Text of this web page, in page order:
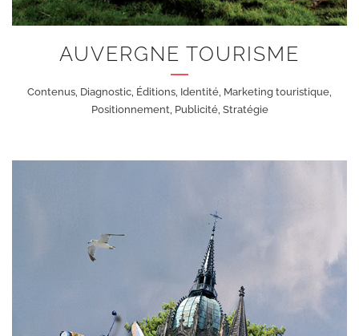
AUVERGNE TOURISME
Contenus, Diagnostic, Éditions, Identité, Marketing touristique,
Positionnement, Publicité, Stratégie